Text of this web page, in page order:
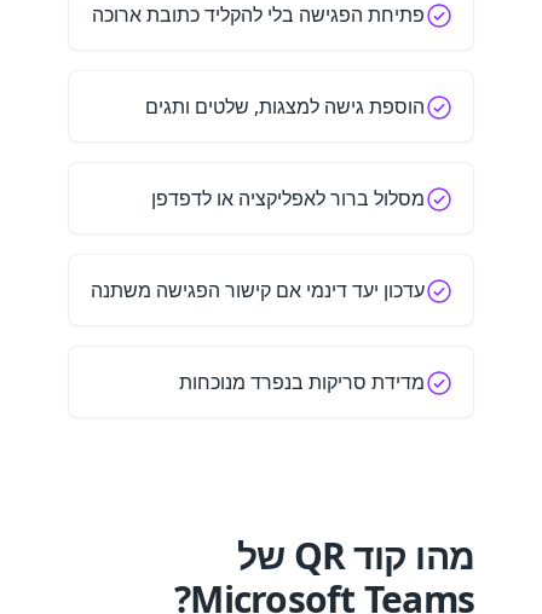
פתיחת הפגישה בלי להקליד כתובת ארוכה
הוספת גישה למצגות, שלטים ותגים
מסלול ברור לאפליקציה או לדפדפן
עדכון יעד דינמי אם קישור הפגישה משתנה
מדידת סריקות בנפרד מנוכחות
מהו קוד QR של
Microsoft Teams?